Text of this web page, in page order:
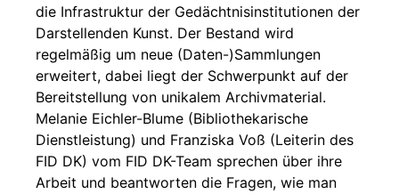
die Infrastruktur der Gedächtnisinstitutionen der
Darstellenden Kunst. Der Bestand wird
regelmäßig um neue (Daten-)Sammlungen
erweitert, dabei liegt der Schwerpunkt auf der
Bereitstellung von unikalem Archivmaterial.
Melanie Eichler-Blume (Bibliothekarische
Dienstleistung) und Franziska Voß (Leiterin des
FID DK) vom FID DK-Team sprechen über ihre
Arbeit und beantworten die Fragen, wie man